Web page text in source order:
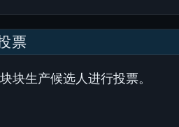
票
块生产候选人进行投票。